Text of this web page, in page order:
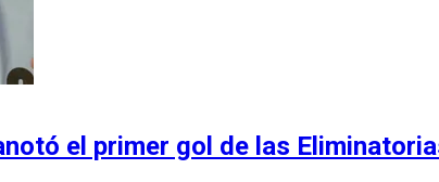
el primer gol de las